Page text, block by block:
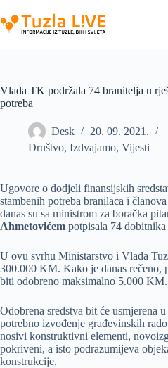
to
content
Vlada TK podržala 74 branitelja u
potreba
Desk
20. 09. 2021.
Društvo, Izdvajamo, Vijesti
Ugovore o dodjeli finansijskih
stambenih potreba branilaca i
danas su sa ministrom za boračka
Ahmetovićem potpisala 74
U ovu svrhu Ministarstvo i Vlada
300.000 KM. Kako je danas rečeno,
biti odobreno maksimalno 5.000 KM.
Odobrena sredstva bit će usmjerena
potrebno izvođenje građevinskih
nosivi konstruktivni elementi,
pokriveni, a isto podrazumijeva
konstrukcije.